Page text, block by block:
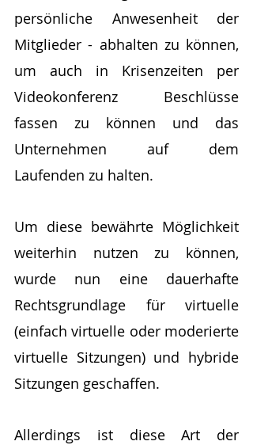
persönliche Anwesenheit der
Mitglieder - abhalten zu können,
um auch in Krisenzeiten per
Videokonferenz Beschlüsse
fassen zu können und das
Unternehmen auf dem
Laufenden zu halten.
Um diese bewährte Möglichkeit
weiterhin nutzen zu können,
wurde nun eine dauerhafte
Rechtsgrundlage für virtuelle
(einfach virtuelle oder moderierte
virtuelle Sitzungen) und hybride
Sitzungen geschaffen.
Allerdings ist diese Art der